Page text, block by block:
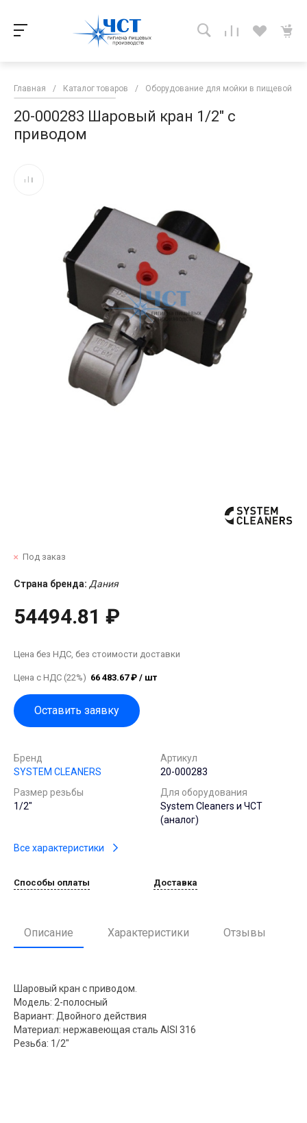
Главная / Каталог товаров / Оборудование для мойки в пищевой
20-000283 Шаровый кран 1/2" с
приводом
Под заказ
Страна бренда: Дания
54494.81 ₽
Цена без НДС, без стоимости доставки
Цена с НДС (22%) 66 483.67 ₽ / шт
Оставить заявку
Бренд
SYSTEM CLEANERS
Артикул
20-000283
Размер резьбы
1/2"
Для оборудования
System Cleaners и ЧСТ
(аналог)
Все характеристики
Способы оплаты Доставка
Описание Характеристики Отзывы
Шаровый кран с приводом.
Модель: 2-полосный
Вариант: Двойного действия
Материал: нержавеющая сталь AISI 316
Резьба: 1/2"